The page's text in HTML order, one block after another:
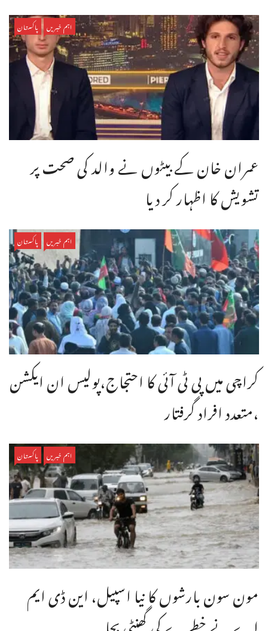
اہم خبریں پاکستان
عمران خان کے بیٹوں نے والد کی صحت پر
تشویش کا اظہار کر دیا
اہم خبریں پاکستان
کراچی میں پی ٹی آئی کا احتجاج،پولیس ان ایکشن
،متعدد افراد گرفتار
اہم خبریں پاکستان
مون سون بارشوں کا نیا اسپیل، این ڈی ایم